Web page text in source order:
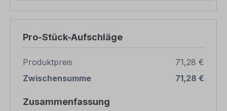
Pro-Stück-Aufschläge
Produktpreis
71,28 €
Zwischensumme
71,28 €
Zusammenfassung